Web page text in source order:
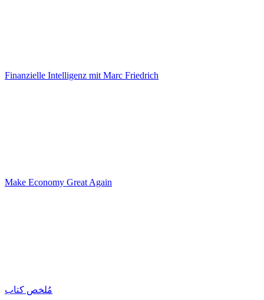
Finanzielle Intelligenz mit Marc Friedrich
Make Economy Great Again
مُلخص كتاب